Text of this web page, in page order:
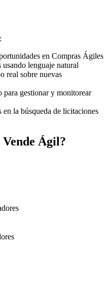
en Compras Ágiles
lenguaje natural
real sobre nuevas
para gestionar y monitorear
la búsqueda de licitaciones
Vende Ágil?